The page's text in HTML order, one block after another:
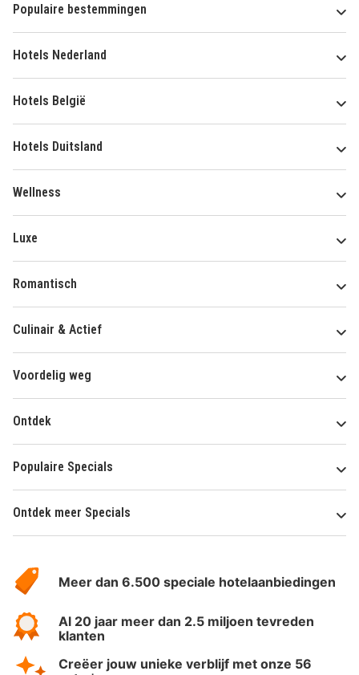
Populaire bestemmingen
Hotels Nederland
Hotels België
Hotels Duitsland
Wellness
Luxe
Romantisch
Culinair & Actief
Voordelig weg
Ontdek
Populaire Specials
Ontdek meer Specials
HotelSpecials
Meer dan 6.500 speciale hotelaanbiedingen
Al 20 jaar meer dan 2.5 miljoen tevreden
klanten
Creëer jouw unieke verblijf met onze 56